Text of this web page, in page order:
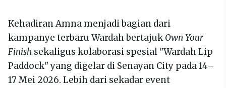
Kehadiran Amna menjadi bagian dari
kampanye terbaru Wardah bertajukOwn Your
Finish sekaligus kolaborasi spesial "Wardah Lip
Paddock" yang digelar di Senayan City pada 14–
17 Mei 2026. Lebih dari sekadar event